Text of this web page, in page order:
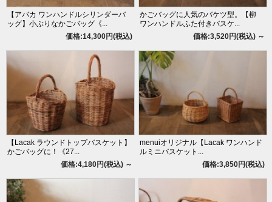
【アバカ ワンハンドルシリンダーバ
ッグ】小ぶりなかごバッグ《...
価格:14,300円(税込)
かごバッグに人気のバケツ型。【柳
ワンハンドルふた付きバスケ...
価格:3,520円(税込) ～
【Lacak ラウンドトップバスケット】
かごバッグに！《27...
価格:4,180円(税込) ～
menuiオリジナル【Lacak ワンハンド
ルミニバスケット...
価格:3,850円(税込)